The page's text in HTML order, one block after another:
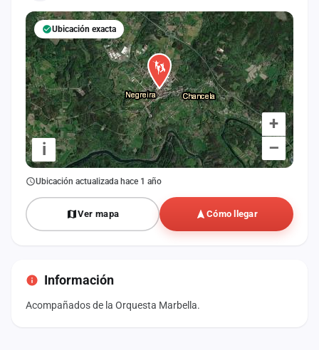
+
–
i
Ubicación exacta
Ubicación actualizada hace 1 año
Ver mapa Cómo llegar
Información
Acompañados de la Orquesta Marbella.